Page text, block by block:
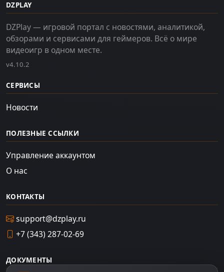
DZPLAY
DZPlay — игровой портал с новостями, аналитикой,
обзорами и сервисами для геймеров. Всё о мире
видеоигр в одном месте.
v4.10.2
СЕРВИСЫ
Новости
ПОЛЕЗНЫЕ ССЫЛКИ
Управление аккаунтом
О нас
КОНТАКТЫ
support@dzplay.ru
+7 (343) 287-02-69
ДОКУМЕНТЫ